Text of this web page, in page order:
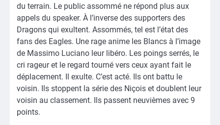
du terrain. Le public assommé ne répond plus aux
appels du speaker. À l’inverse des supporters des
Dragons qui exultent. Assommés, tel est l’état des
fans des Eagles. Une rage anime les Blancs à l’image
de Massimo Luciano leur libéro. Les poings serrés, le
cri rageur et le regard tourné vers ceux ayant fait le
déplacement. Il exulte. C’est acté. Ils ont battu le
voisin. Ils stoppent la série des Niçois et doublent leur
voisin au classement. Ils passent neuvièmes avec 9
points.